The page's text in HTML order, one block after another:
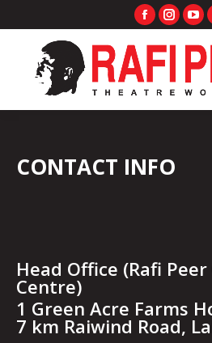
Facebook
opens
in
new
opens
new
CONTACT INFO
Head Office (Rafi
Centre)
1 Green Acre Farms
7 km Raiwind Road,